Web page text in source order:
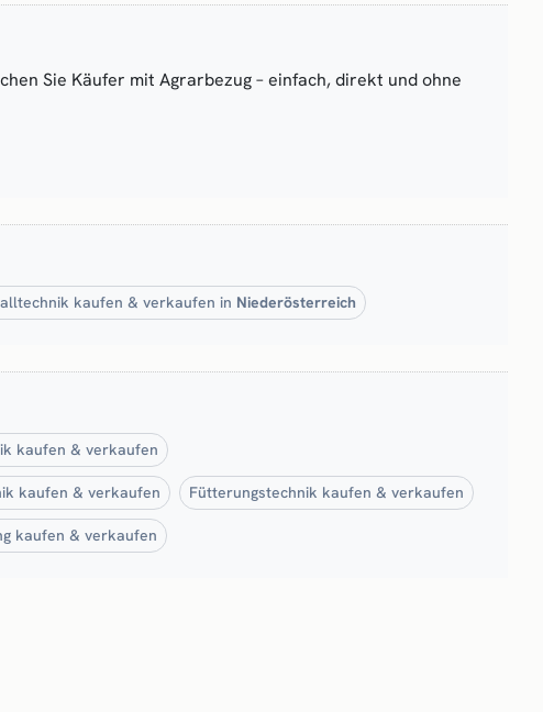
Sie Käufer mit Agrarbezug – einfach, direkt und ohne
kaufen & verkaufen in Niederösterreich
kaufen & verkaufen
kaufen & verkaufen Fütterungstechnik kaufen & verkaufen
kaufen & verkaufen